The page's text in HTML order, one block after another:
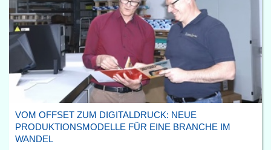
VOM OFFSET ZUM DIGITALDRUCK: NEUE
PRODUKTIONSMODELLE FÜR EINE BRANCHE IM
WANDEL